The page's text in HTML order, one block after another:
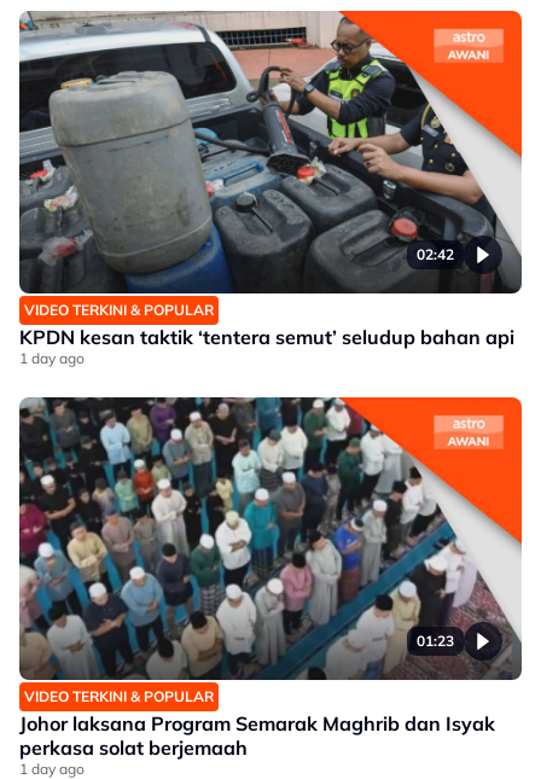
02:42
VIDEO TERKINI & POPULAR
KPDN kesan taktik ‘tentera semut’ seludup bahan api
1 day ago
01:23
VIDEO TERKINI & POPULAR
Johor laksana Program Semarak Maghrib dan Isyak
perkasa solat berjemaah
1 day ago